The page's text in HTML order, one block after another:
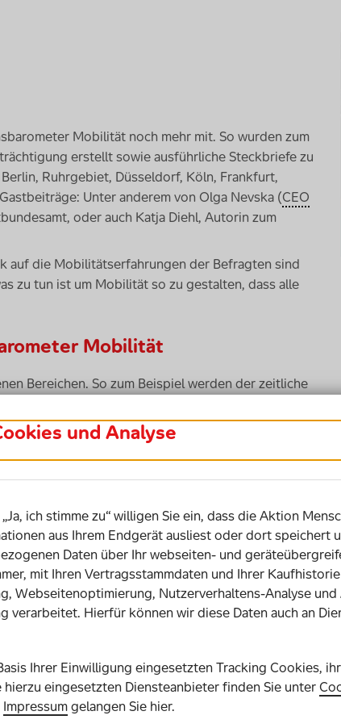
Mobilität noch mehr mit. So wurden zum
erstellt sowie ausführliche Steckbriefe zu
Ruhrgebiet, Düsseldorf, Köln, Frankfurt,
Unter anderem von Olga Nevska (CEO
oder auch Katja Diehl, Autorin zum
auf die Mobilitätserfahrungen der Befragten sind
zu tun ist um Mobilität so zu gestalten, dass alle
Mobilität
Bereichen. So zum Beispiel werden der zeitliche
Beeinträchtigung meist höher empfunden als von
und Verfügbarkeit sind für
als für andere Nutzer*innen. Auch das Thema
von A nach B spielt bei Menschen mit
Das Inklusionsbarometer Mobilität zeigt diese
Mobilität in Deutschland. Klar ist: Es
Menschen mit und ohne Beeinträchtigung
und Analyse
ich stimme zu“ willigen Sie ein, dass die Aktion
aus Ihrem Endgerät ausliest oder dort speichert
Daten über Ihr webseiten- und
mit Ihren Vertragsstammdaten und Ihrer
Webseitenoptimierung, Nutzerverhaltens-Analyse
verarbeitet. Hierfür können wir diese Daten auch an
Ihrer Einwilligung eingesetzten Tracking Cookies,
eingesetzten Diensteanbieter finden Sie unter
Impressumgelangen Sie hier.